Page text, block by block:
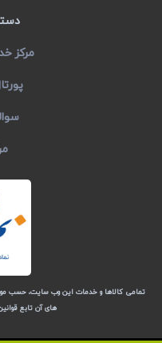
مرکز
تمامی كالاها و خدمات این وب سایت، حسب
های آن تابع